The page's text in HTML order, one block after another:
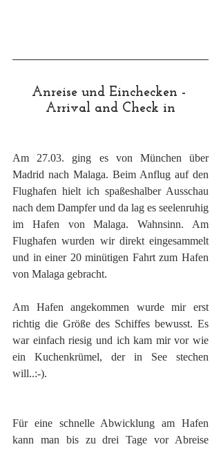
Anreise und Einchecken -
Arrival and Check in
Am 27.03. ging es von München über
Madrid nach Malaga. Beim Anflug auf den
Flughafen hielt ich spaßeshalber Ausschau
nach dem Dampfer und da lag es seelenruhig
im Hafen von Malaga. Wahnsinn. Am
Flughafen wurden wir direkt eingesammelt
und in einer 20 minütigen Fahrt zum Hafen
von Malaga gebracht.
Am Hafen angekommen wurde mir erst
richtig die Größe des Schiffes bewusst. Es
war einfach riesig und ich kam mir vor wie
ein Kuchenkrümel, der in See stechen
will..:-).
Für eine schnelle Abwicklung am Hafen
kann man bis zu drei Tage vor Abreise